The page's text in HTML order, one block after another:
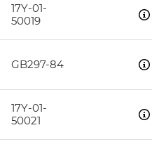
17Y-01-
50019
GB297-84
17Y-01-
50021